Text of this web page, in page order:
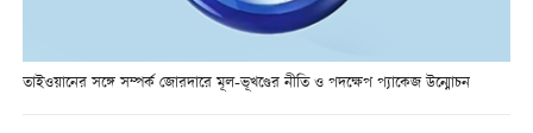
তাইওয়ানের সঙ্গে সম্পর্ক জোরদারে মূল-ভূখণ্ডের নীতি ও পদক্ষেপ প্যাকেজ উন্মোচন